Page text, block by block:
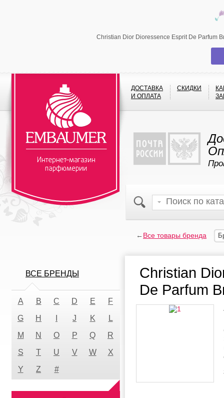
Christian Dior Dioressence Esprit De Parfum
ДОСТАВКА
И ОПЛАТА
СКИДКИ
←Все товары бренда
Christian
De Parfum
ВСЕ БРЕНДЫ
A B C D E
F
G
H J K
L
M
N O P Q
R
S
T U V W
X
Y
Z #